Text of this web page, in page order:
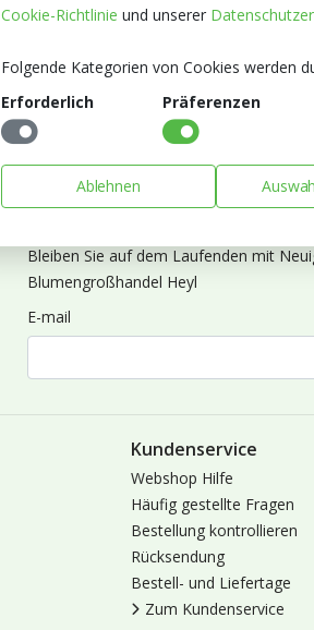
Abonnieren Sie unseren
Bleiben Sie auf dem Laufenden mit
Blumengroßhandel Heyl
E-mail
Kundenservice
Webshop Hilfe
Häufig gestellte Fragen
Bestellung kontrollieren
Rücksendung
Bestell- und Liefertage
Zum Kundenservice
Cookie-Richtlinie und unserer
Folgende Kategorien von Cookies werden
Erforderlich
Präferenzen
Ablehnen